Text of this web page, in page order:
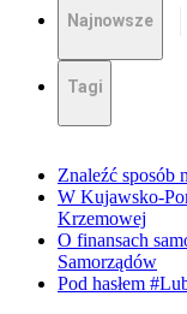
Najnowsze
Tagi
Znaleźć sposób
W Kujawsko-
Krzemowej
O finansach
Samorządów
Pod hasłem